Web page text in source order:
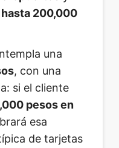
200,000
una
, con una
si el cliente
pesos en
esa
de tarjetas